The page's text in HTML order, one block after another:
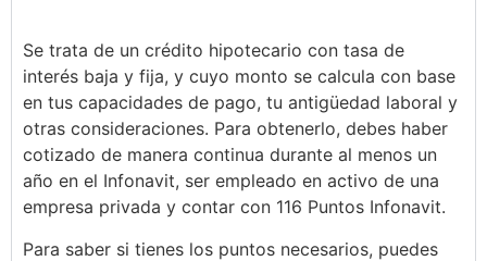
Se trata de un crédito hipotecario con tasa de
interés baja y fija, y cuyo monto se calcula con base
en tus capacidades de pago, tu antigüedad laboral y
otras consideraciones. Para obtenerlo, debes haber
cotizado de manera continua durante al menos un
año en el Infonavit, ser empleado en activo de una
empresa privada y contar con 116 Puntos Infonavit.
Para saber si tienes los puntos necesarios, puedes